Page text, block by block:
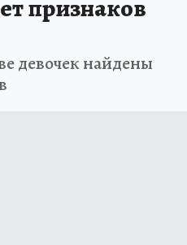
признаков
девочек найдены